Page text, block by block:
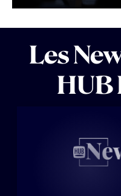
Les
HUB